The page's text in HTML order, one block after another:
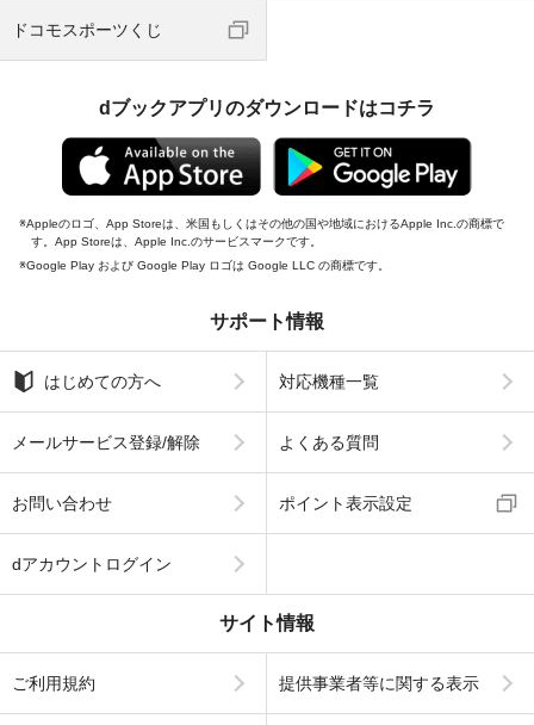
ドコモスポーツくじ
dブックアプリのダウンロードはコチラ
Appleのロゴ、App Storeは、米国もしくはその他の国や地域におけるApple Inc.の商標で
す。App Storeは、Apple Inc.のサービスマークです。
Google Play および Google Play ロゴは Google LLC の商標です。
サポート情報
はじめての方へ 対応機種一覧
メールサービス登録/解除 よくある質問
お問い合わせ ポイント表示設定
dアカウントログイン
サイト情報
ご利用規約 提供事業者等に関する表示